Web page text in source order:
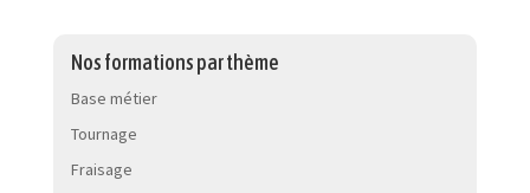
Nos formations par thème
Base métier
Tournage
Fraisage